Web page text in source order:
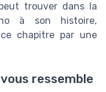
trouver dans la
à son histoire,
chapitre par une
ressemble